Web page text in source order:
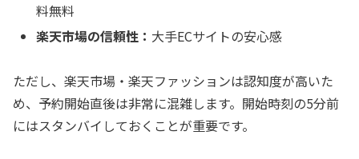
料無料
楽天市場の信頼性： 大手ECサイトの安心感
ただし、楽天市場・楽天ファッションは認知度が高いた
め、予約開始直後は非常に混雑します。開始時刻の5分前
にはスタンバイしておくことが重要です。